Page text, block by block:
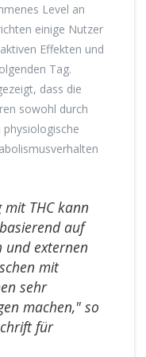
Level an
einige Nutzer
Effekten und
Tag.
dass die
sowohl durch
physiologische
mit THC kann
auf
und externen
mit
sehr
machen," so
für